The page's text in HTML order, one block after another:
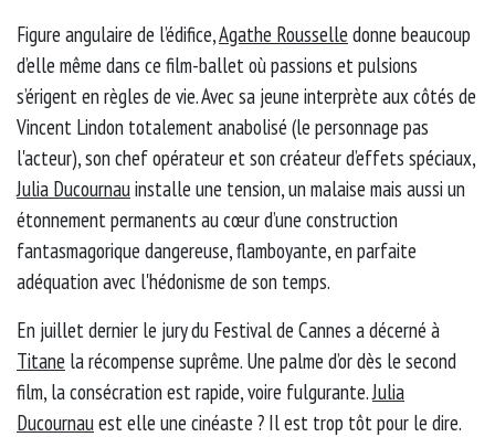
Figure angulaire de l’édifice,Agathe Rousselle donne beaucoup
d’elle même dans ce film-ballet où passions et pulsions
s’érigent en règles de vie. Avec sa jeune interprète aux côtés de
Vincent Lindon totalement anabolisé (le personnage pas
l'acteur), son chef opérateur et son créateur d’effets spéciaux,
Julia Ducournauinstalle une tension, un malaise mais aussi un
étonnement permanents au cœur d’une construction
fantasmagorique dangereuse, flamboyante, en parfaite
adéquation avec l'hédonisme de son temps.
En juillet dernier le jury du Festival de Cannes a décerné à
Titane la récompense suprême. Une palme d’or dès le second
film, la consécration est rapide, voire fulgurante.Julia
Ducournauest elle une cinéaste ? Il est trop tôt pour le dire.